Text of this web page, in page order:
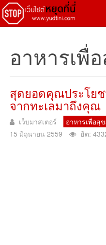
อาหารเพื่
สุดยอดคุณประโย
จากทะเลมาถึงคุณ
เว็บมาสเตอร์
อาหารเพื่อสุ
15 มิถุนายน 2559
ฮิต: